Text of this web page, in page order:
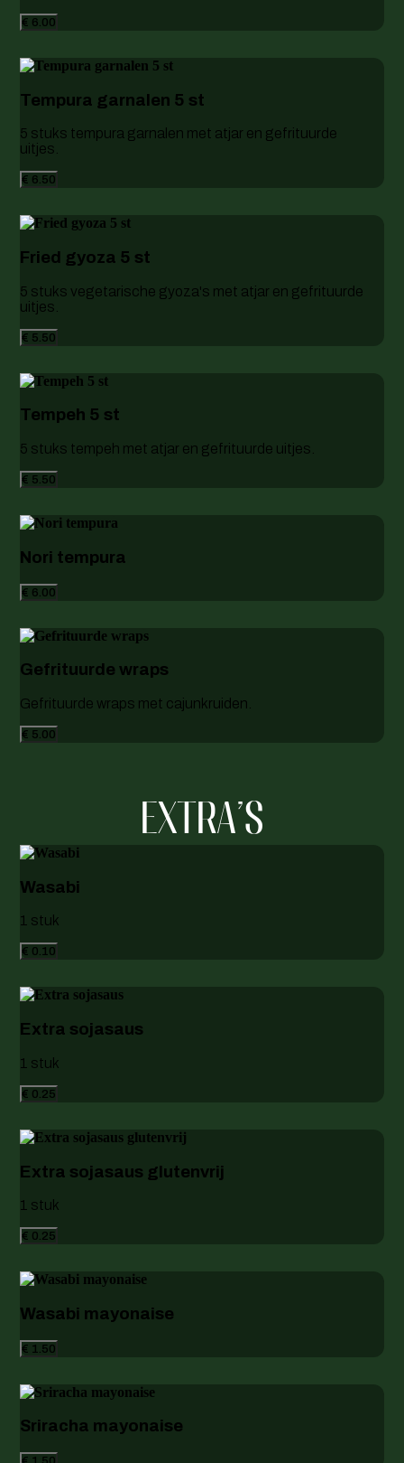
€ 6.00
Tempura garnalen 5 st
5 stuks tempura garnalen met atjar en gefrituurde
uitjes.
€ 6.50
Fried gyoza 5 st
5 stuks vegetarische gyoza's met atjar en gefrituurde
uitjes.
€ 5.50
Tempeh 5 st
5 stuks tempeh met atjar en gefrituurde uitjes.
€ 5.50
Nori tempura
€ 6.00
Gefrituurde wraps
Gefrituurde wraps met cajunkruiden.
€ 5.00
EXTRA'S
Wasabi
1 stuk
€ 0.10
Extra sojasaus
1 stuk
€ 0.25
Extra sojasaus glutenvrij
1 stuk
€ 0.25
Wasabi mayonaise
€ 1.50
Sriracha mayonaise